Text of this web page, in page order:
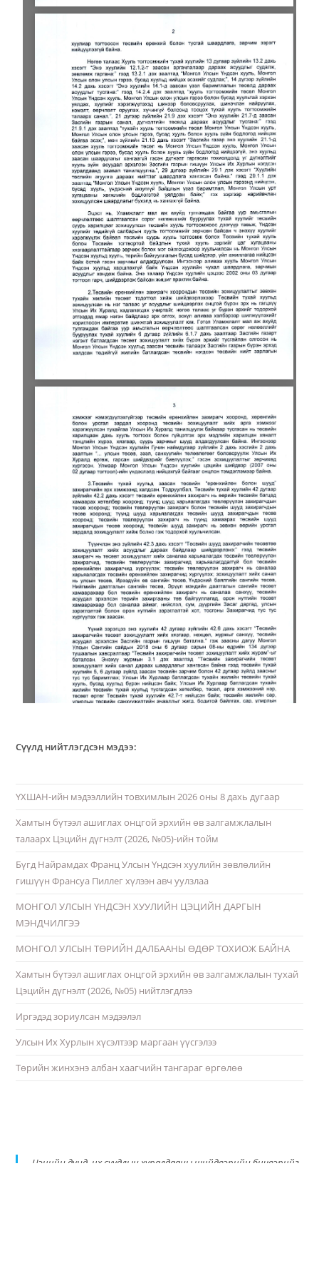
Сүүлд нийтлэгдсэн мэдээ:
ҮХШАН-ийн мэдээллийн товхимлын 2026 оны 8 дахь дугаар
Хамтын бүтээл ашиглах онцгой эрхийн өв залгамжлалын
талаарх Цэцийн дүгнэлт (2026, №05)-ийн тойм
Бүгд Найрамдах Франц Улсын Үндсэн хуулийн зөвлөлийн
гишүүн Франсуа Пиллег хүлээн авч уулзлаа
МОНГОЛ УЛСЫН ҮНДСЭН ХУУЛИЙН ЦЭЦИЙН ДАРГЫН
МЭНДЧИЛГЭЭ
МОНГОЛ УЛСЫН ТӨРИЙН ДАЛБААНЫ ӨДӨР ТОХИОЖ БАЙНА
Хамтын бүтээл ашиглах онцгой эрхийн өв залгамжлалын тухай
Цэцийн дүгнэлт (2026, №05) нийтлэгдлээ
Иргэдэд зориулсан мэдээлэл
Улсын Их Хурлын хүсэлтээр маргаан үүсгэлээ
Төрийн жинхэнэ албан хаагчийн тангараг өргөлөө
Цэцийн дунд, их суудлын хуралдааны шийдвэрийн бичвэрийг